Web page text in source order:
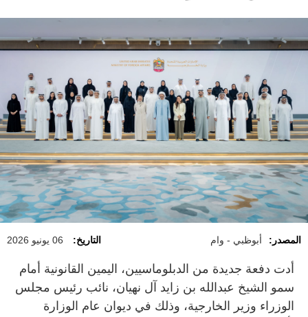
المصدر: أبوظبي - وام التاريخ: 06 يونيو 2026
أدت دفعة جديدة من الدبلوماسيين، اليمين القانونية أمام
سمو الشيخ عبدالله بن زايد آل نهيان، نائب رئيس مجلس
الوزراء وزير الخارجية، وذلك في ديوان عام الوزارة